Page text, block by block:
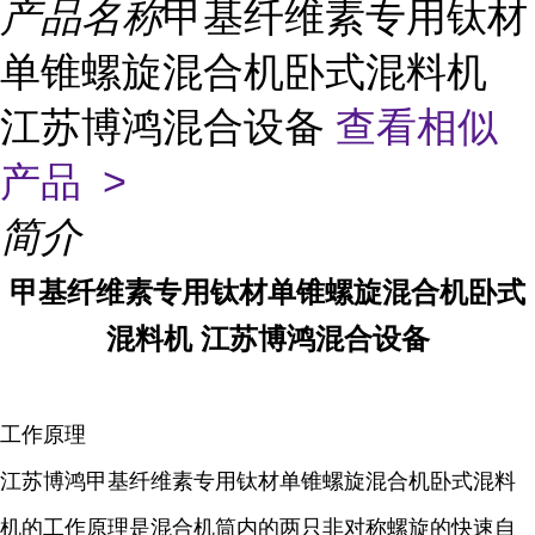
产品名称甲基纤维素专用钛材
单锥螺旋混合机卧式混料机
江苏博鸿混合设备 查看相似
产品 >
简介
甲基纤维素专用钛材单锥螺旋混合机卧式
混料机 江苏博鸿混合设备
工作原理
江苏博鸿甲基纤维素专用钛材单锥螺旋混合机卧式混料
机的工作原理是混合机筒内的两只非对称螺旋的快速自